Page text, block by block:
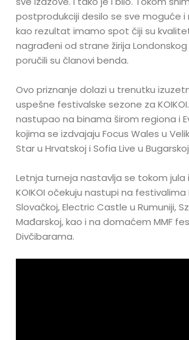
postprodukciji desilo se sve moguće i
kao rezultat imamo spot čiji su
nagrađeni od strane žirija
poručili su članovi benda.
Ovo priznanje dolazi u trenutku
uspešne festivalske sezone za
nastupao na binama širom regiona i
kojima se izdvajaju Focus Wales u
Star u Hrvatskoj i Sofia Live u
Letnja turneja nastavlja se tokom jula
KOIKOI očekuju nastupi na festivalima
Slovačkoj, Electric Castle u Rumuniji,
Mađarskoj, kao i na domaćem MMF
Divčibarama.